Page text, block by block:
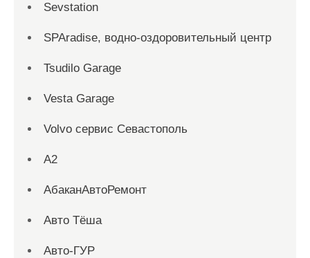
Sevstation
SPAradise, водно-оздоровительный центр
Tsudilo Garage
Vesta Garage
Volvo сервис Севастополь
А2
АбаканАвтоРемонт
Авто Тёша
Авто-ГУР